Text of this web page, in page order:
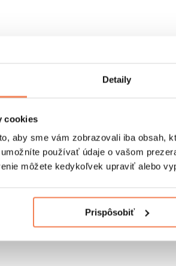
Detaily
cookies
aby sme vám zobrazovali iba obsah,
používať údaje o vašom
môžete kedykoľvek upraviť alebo
Prispôsobiť